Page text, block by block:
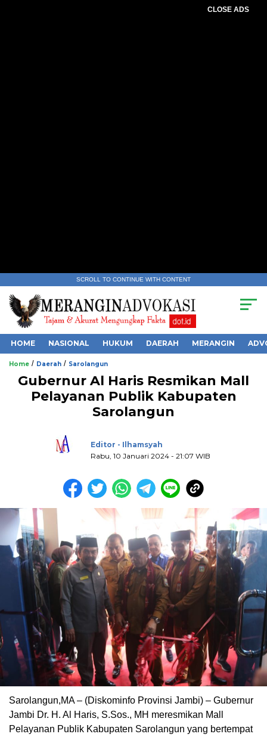
CLOSE ADS
SCROLL TO CONTINUE WITH CONTENT
HOME NASIONAL HUKUM DAERAH MERANGIN
Home / Daerah / Sarolangun
Gubernur Al Haris Resmikan Mall
Pelayanan Publik Kabupaten
Sarolangun
Editor - Ilhamsyah
Rabu, 10 Januari 2024 - 21:07 WIB
Sarolangun,MA – (Diskominfo Provinsi Jambi) – Gubernur
Jambi Dr. H. Al Haris, S.Sos., MH meresmikan Mall
Pelayanan Publik Kabupaten Sarolangun yang bertempat